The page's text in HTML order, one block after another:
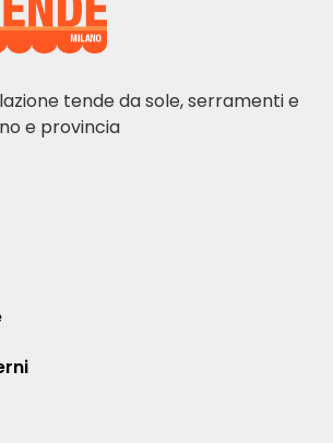
tende da sole, serramenti e
e provincia